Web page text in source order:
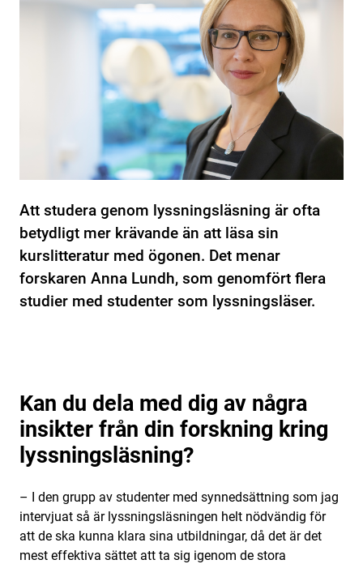
Att studera genom lyssningsläsning är ofta
betydligt mer krävande än att läsa sin
kurslitteratur med ögonen. Det menar
forskaren Anna Lundh, som genomfört flera
studier med studenter som lyssningsläser.
Kan du dela med dig av några
insikter från din forskning kring
lyssningsläsning?
– I den grupp av studenter med synnedsättning som jag
intervjuat så är lyssningsläsningen helt nödvändig för
att de ska kunna klara sina utbildningar, då det är det
mest effektiva sättet att ta sig igenom de stora